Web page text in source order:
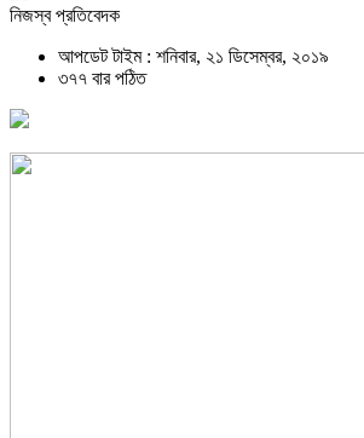
নিজস্ব প্রতিবেদক
আপডেট টাইম : শনিবার, ২১ ডিসেম্বর, ২০১৯
৩৭৭ বার পঠিত